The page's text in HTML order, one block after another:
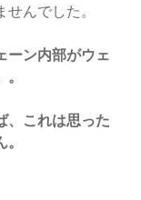
んでした。
ーン内部がウェ
、これは思った